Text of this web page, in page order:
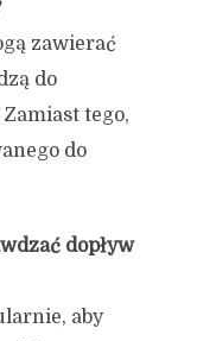
zawierać
do
tego,
do
dopływ
aby